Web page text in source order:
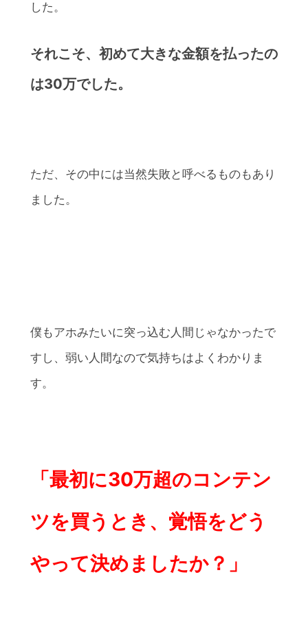
した。
それこそ、初めて大きな金額を払ったの
は30万でした。
ただ、その中には当然失敗と呼べるものもあり
ました。
僕もアホみたいに突っ込む人間じゃなかったで
すし、弱い人間なので気持ちはよくわかりま
す。
「最初に30万超のコンテン
ツを買うとき、覚悟をどう
やって決めましたか？」